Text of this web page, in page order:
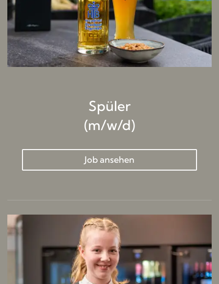
Spüler
(m/w/d)
Job ansehen